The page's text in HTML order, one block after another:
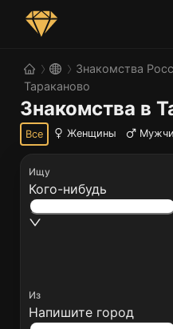
Знакомства
Тараканово
Знакомства в
Все Женщины
Ищу
Кого-нибудь
Из
Напишите город